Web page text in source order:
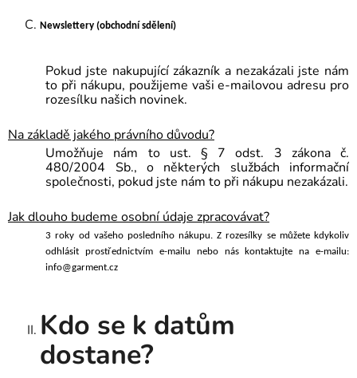
Newslettery (obchodní sdělení)
Pokud jste nakupující zákazník a nezakázali jste nám
to při nákupu, použijeme vaši e-mailovou adresu pro
rozesílku našich novinek.
Na základě jakého právního důvodu?
Umožňuje nám to ust. § 7 odst. 3 zákona č.
480/2004 Sb., o některých službách informační
společnosti, pokud jste nám to při nákupu nezakázali.
Jak dlouho budeme osobní údaje zpracovávat?
3 roky od vašeho posledního nákupu. Z rozesílky se můžete kdykoliv
odhlásit prostřednictvím e-mailu nebo nás kontaktujte na e-mailu:
info@garment.cz
Kdo se k datům
dostane?